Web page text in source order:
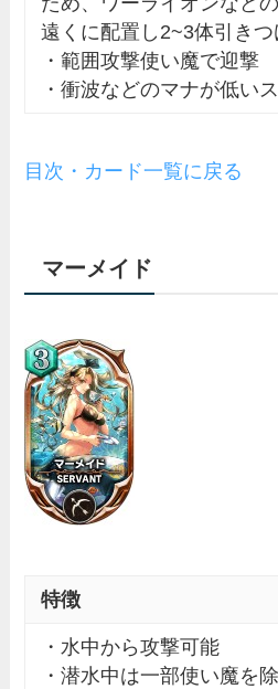
遠くに配置し2~3体引きつ
・範囲攻撃使い魔で迎撃
・衝波などのマナが低い
目次・カード一覧に戻る
マーメイド
特徴
・水中から攻撃可能
・潜水中は一部使い魔を